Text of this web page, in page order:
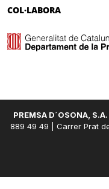
COL·LABORA
PREMSA D´OSONA, S.A.
889 49 49 | Carrer Prat